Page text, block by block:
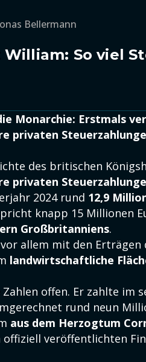
Bellermann
So viel
Monarchie: Erstmals
privaten
des britischen
privaten
2024 rund 12,9
knapp 15 Millionen
Großbritanniens.
allem mit den Erträgen
landwirtschaftliche
offen. Er zahlte im
rund neun
aus dem Herzogtum
offiziell veröffentlichten